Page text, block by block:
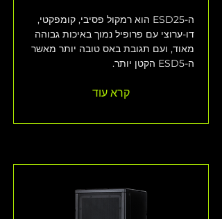
ה-ESD25 הוא רמקול פסיבי, קומפקטי,
דו-ערוצי עם פרופיל נמוך באיכות גבוהה
מאוד, ועם תגובת באס טובה יותר מאשר
ה-ESD5 הקטן יותר.
קרא עוד